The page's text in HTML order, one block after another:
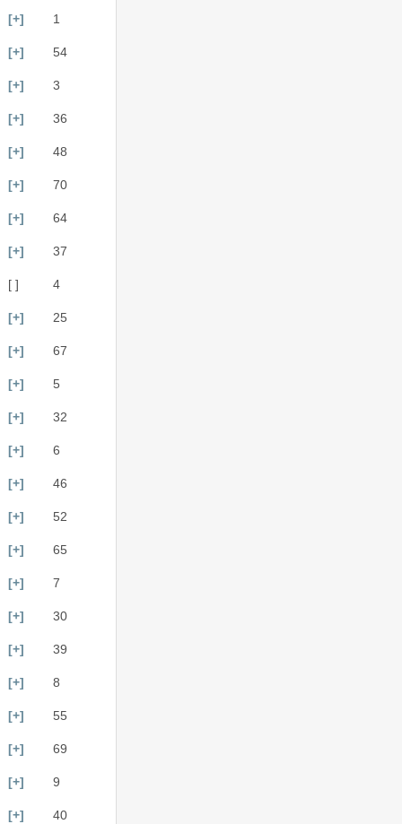
[+] 1
[+] 54
[+] 3
[+] 36
[+] 48
[+] 70
[+] 64
[+] 37
[ ] 4
[+] 25
[+] 67
[+] 5
[+] 32
[+] 6
[+] 46
[+] 52
[+] 65
[+] 7
[+] 30
[+] 39
[+] 8
[+] 55
[+] 69
[+] 9
[+] 40